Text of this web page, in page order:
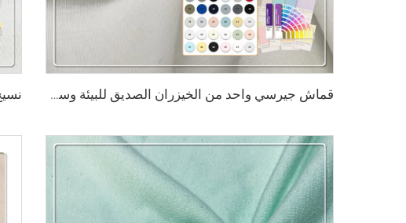
قماش جيرسي واحد من الخيزران الصديق للبيئة وسورونا وسياسيل والسباندكس، مقاوم للبكتيريا، ويمتص الرطوبة، وقابل للتنفس، مناسب للملابس